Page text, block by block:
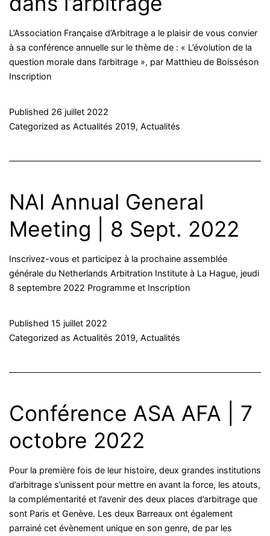
L’Association Française d’Arbitrage a le plaisir de vous convier
à sa conférence annuelle sur le thème de : « L’évolution de la
question morale dans l’arbitrage », par Matthieu de Boisséson
Inscription
Published 26 juillet 2022
Categorized as Actualités 2019, Actualités
NAI Annual General
Meeting | 8 Sept. 2022
Inscrivez-vous et participez à la prochaine assemblée
générale du Netherlands Arbitration Institute à La Hague, jeudi
8 septembre 2022 Programme et Inscription
Published 15 juillet 2022
Categorized as Actualités 2019, Actualités
Conférence ASA AFA | 7
octobre 2022
Pour la première fois de leur histoire, deux grandes institutions
d’arbitrage s’unissent pour mettre en avant la force, les atouts,
la complémentarité et l’avenir des deux places d’arbitrage que
sont Paris et Genève. Les deux Barreaux ont également
parrainé cet évènement unique en son genre, de par les